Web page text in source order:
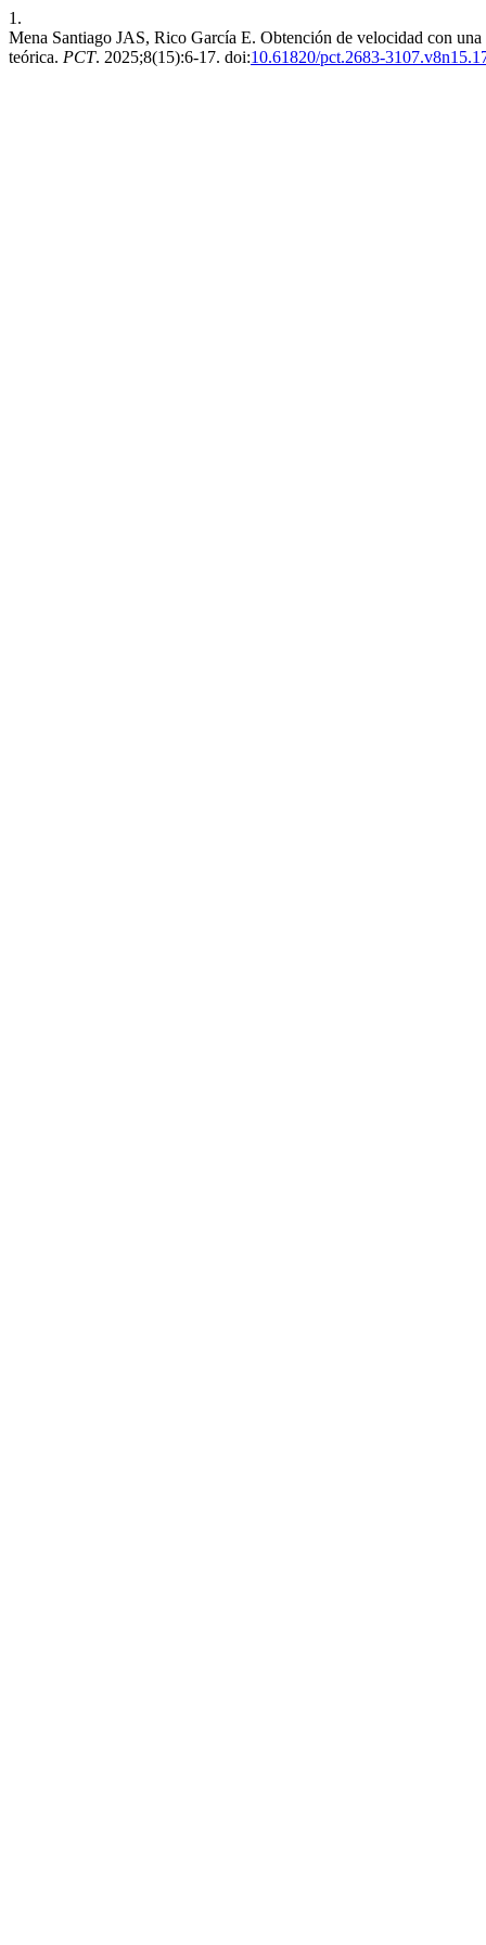
1.
Mena Santiago JAS, Rico García E. Obtención de velocidad con
teórica. PCT. 2025;8(15):6-17. doi:10.61820/pct.2683-